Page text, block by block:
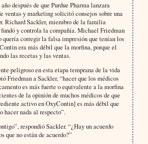
después de que Purdue Pharma lanzara
ventas y marketing solicitó consejos sobre una
Richard Sackler, miembro de la familia
y controla la compañía. Michael Friedman
quería corregir la falsa impresión que tenían los
era más débil que la morfina, porque el
las recetas y las ventas.
peligroso en esta etapa temprana de la vida
Friedman a Sackler, “hacer que los médicos
es más fuerte o equivalente a la morfina
de la opinión de muchos médicos de que
activo en OxyContin] es más débil que
hacer nada al respecto”.
respondió Sackler. “¿Hay un acuerdo
que no están de acuerdo?”